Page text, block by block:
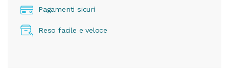
Pagamenti sicuri
Reso facile e veloce